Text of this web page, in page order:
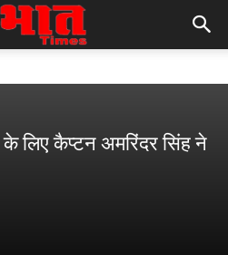
के लिए कैप्टन अमरिंदर सिंह ने